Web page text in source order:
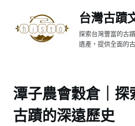
至
台灣古蹟
探索台灣豐富的古
遺產，提供全面的
潭子農會穀倉｜探
古蹟的深遠歷史